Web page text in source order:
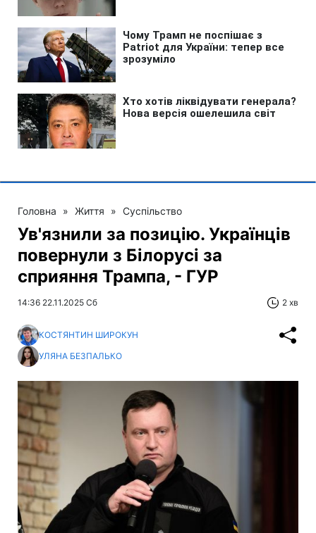
Головна » Життя » Суспільство
Ув'язнили за позицію. Українців
повернули з Білорусі за
сприяння Трампа, - ГУР
14:36 22.11.2025 Сб 2 хв
КОСТЯНТИН ШИРОКУН
УЛЯНА БЕЗПАЛЬКО